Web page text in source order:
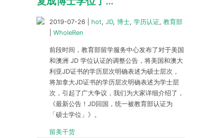
2019-07-26 hot, JD, 博士, 学历认证, 教育部
WholeRen
前段时间，教育部留学服务中心发布了对于美国
和澳洲 JD 学位认证的调整公告，将美国和澳大
利亚JD证书的学历层次明确表述为硕士层次，
将加拿大JD证书的学历层次明确表述为学士层
次，引起了广大争议，我们为大家详细介绍了，
《最新公告！JD回国，统一被教育部认证为
「硕士学位」》。
留美干货